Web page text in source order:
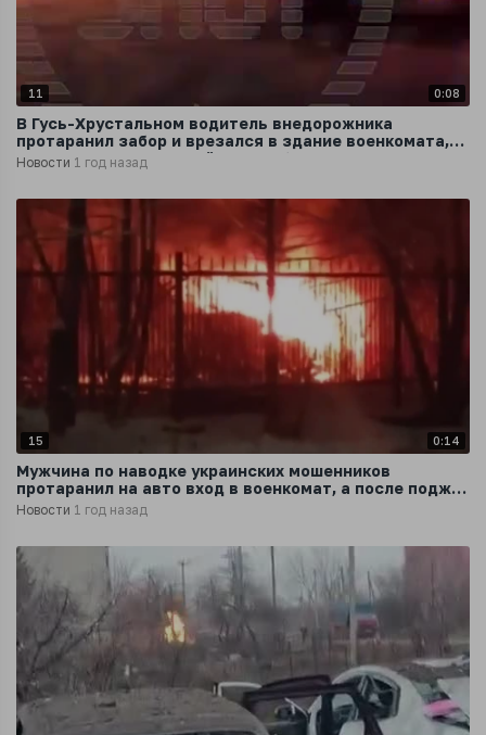
11 0:08
В Гусь-Хрустальном водитель внедорожника
протаранил забор и врезался в здание военкомата,
после чего поджег свой автомобиль
Новости 1 год назад
15 0:14
Мужчина по наводке украинских мошенников
протаранил на авто вход в военкомат, а после поджёг
машину
Новости 1 год назад